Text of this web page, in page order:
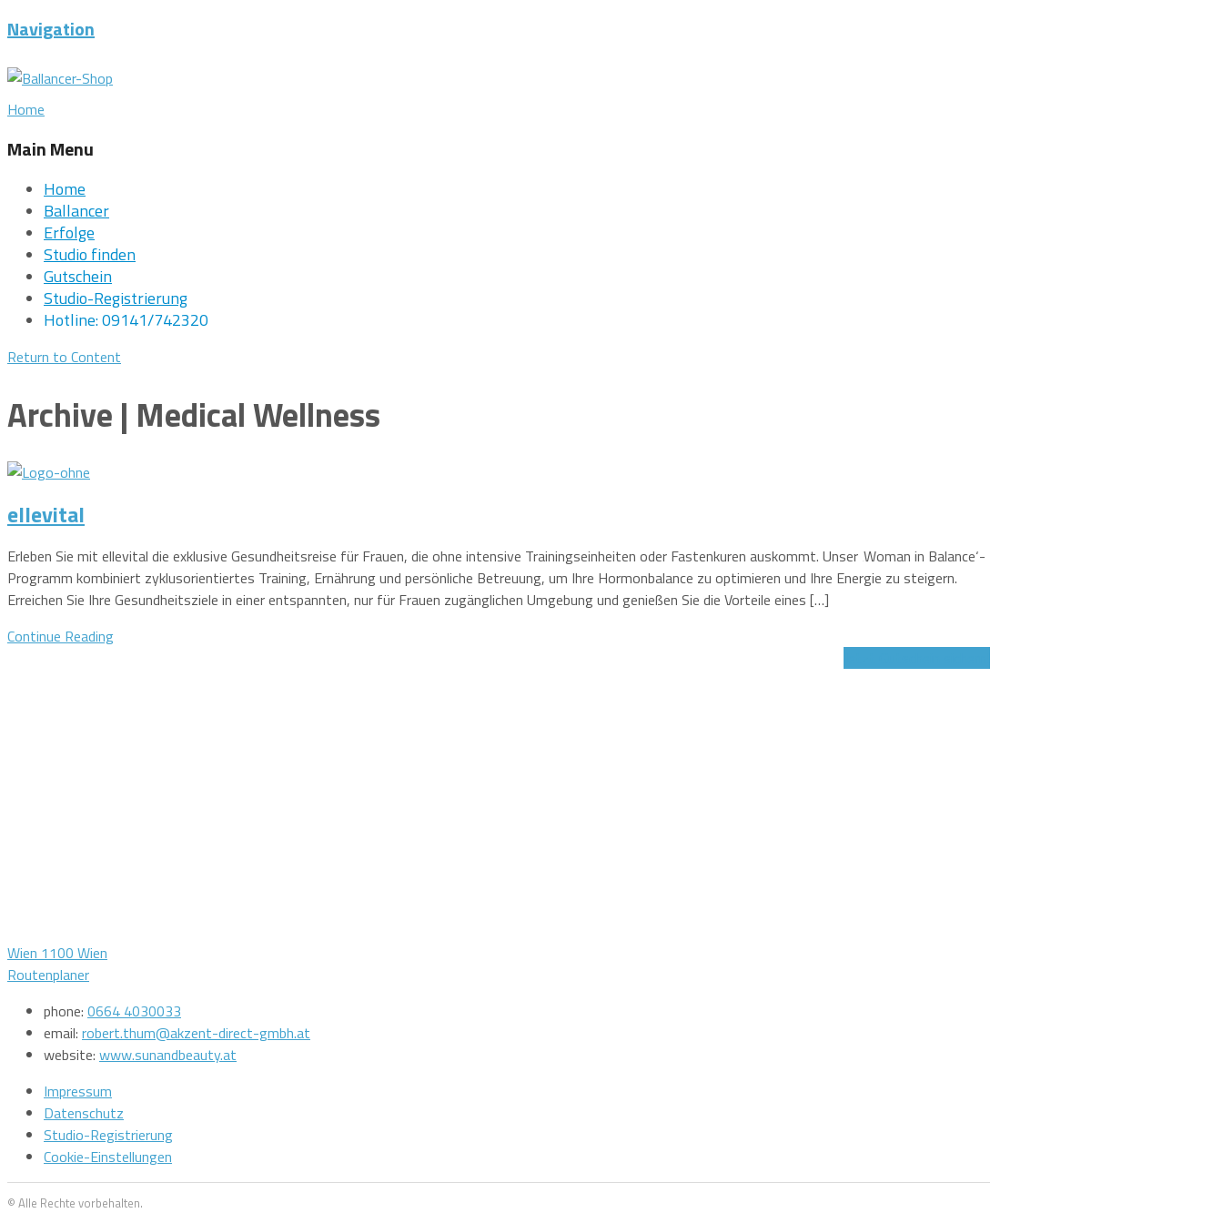
Navigation
Home
Main Menu
Home
Ballancer
Erfolge
Studio finden
Gutschein
Studio-Registrierung
Hotline: 09141/742320
Return to Content
Archive | Medical Wellness
ellevital
Erleben Sie mit ellevital die exklusive Gesundheitsreise für Frauen, die ohne intensive Trainingseinheiten oder Fastenkuren auskommt. Unser ‚Woman in Balance‘-
Programm kombiniert zyklusorientiertes Training, Ernährung und persönliche Betreuung, um Ihre Hormonbalance zu optimieren und Ihre Energie zu steigern.
Erreichen Sie Ihre Gesundheitsziele in einer entspannten, nur für Frauen zugänglichen Umgebung und genießen Sie die Vorteile eines […]
Continue Reading
Wien 1100 Wien
Routenplaner
phone: 0664 4030033
email: robert.thum@akzent-direct-gmbh.at
website: www.sunandbeauty.at
Impressum
Datenschutz
Studio-Registrierung
Cookie-Einstellungen
© Alle Rechte vorbehalten.